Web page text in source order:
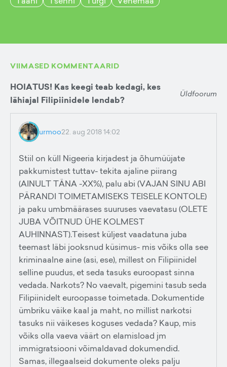
VIIMASED KOMMENTAARID
HOIATUS! Kas keegi teab kedagi, kes
lähiajal Filipiinidele lendab?
Üldfoorum
urmoo22. aug 2018 14:02
Stiil on küll Nigeeria kirjadest ja õhumüüjate
pakkumistest tuttav- tekita ajaline piirang
(AINULT TÄNA -XX%), palu abi (VAJAN SINU ABI
PÄRANDI TOIMETAMISEKS TEISELE KONTOLE)
ja paku umbmäärases suuruses vaevatasu (OLETE
JUBA VÕITNUD ÜHE KOLMEST
AUHINNAST).Teisest küljest vaadatuna juba
teemast läbi jooksnud küsimus- mis võiks olla see
kriminaalne aine (asi, ese), millest on Filipiinidel
selline puudus, et seda tasuks euroopast sinna
vedada. Narkots? No vaevalt, pigemini tasub seda
Filipiinidelt euroopasse toimetada. Dokumentide
ümbriku väike kaal ja maht, no millist narkotsi
tasuks nii väikeses koguses vedada? Kaup, mis
võiks olla vaeva väärt on elamisload jm
immigratsiooni võimaldavad dokumendid.
Samas, illegaalseid dokumente oleks palju